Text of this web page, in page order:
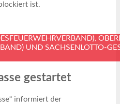
ist.
UND SACHSENLOTTO-
gestartet
informiert der